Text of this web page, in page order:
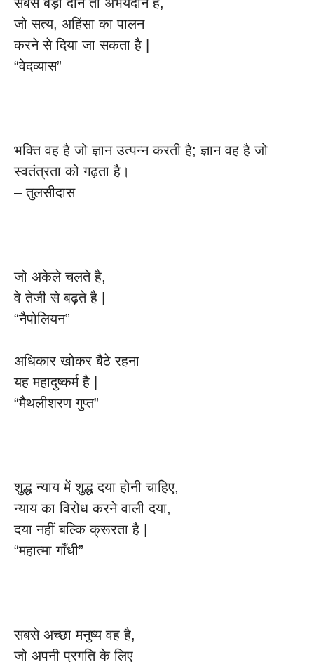
जो सत्य, अहिंसा का पालन
करने से दिया जा सकता है |
“वेदव्यास”
भक्ति वह है जो ज्ञान उत्पन्न करती है; ज्ञान वह है जो
स्वतंत्रता को गढ़ता है।
– तुलसीदास
जो अकेले चलते है,
वे तेजी से बढ़ते है |
“नैपोलियन”
अधिकार खोकर बैठे रहना
यह महादुष्कर्म है |
“मैथलीशरण गुप्त”
शुद्ध न्याय में शुद्ध दया होनी चाहिए,
न्याय का विरोध करने वाली दया,
दया नहीं बल्कि क्रूरता है |
“महात्मा गाँधी”
सबसे अच्छा मनुष्य वह है,
जो अपनी प्रगति के लिए